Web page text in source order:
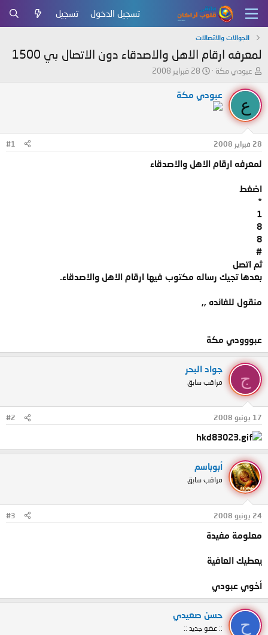
تسجيل الدخول تسجيل
الجوالات والاتصالات
لمعرفه ارقام الاهل والاصدقاء دون الاتصال بي 1500
ب
د
ئ
ل
م
و
و
عبودي مكة
ت
ي
ل
ء
28 فبراير 2008
ع
عبودي مكة
28 فبراير 2008 #1
لمعرفه ارقام الاهل والاصدقاء
اضغط
*
1
8
8
#
ثم اتصل
بعدها تجيك رساله مكتوب فيها ارقام الاهل والاصدقاء.
منقول للفائده ,,
عبووودي مكة
ج
جواد البحر
مراقب سابق
17 يونيو 2008 #2
أبوباسم
مراقب سابق
24 يونيو 2008 #3
معلومة مفيدة
يعطيك العافية
أخوي عبودي
ح
حسن صعيدي
:: عضو جديد ::